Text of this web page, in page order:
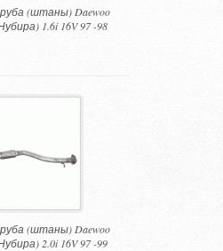
(штаны) Daewoo
1.6i 16V 97 -98
(штаны) Daewoo
2.0i 16V 97 -99